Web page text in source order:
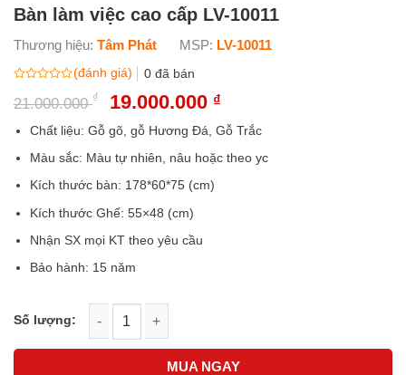
Bàn làm việc cao cấp LV-10011
Thương hiệu: Tâm Phát MSP: LV-10011
xếp
(đánh giá) 0đã bán
21.000.000₫
Giá
gốc
là:
19.000.000 ₫Giá
tại
19.000.000 ₫.
Chất liệu: Gỗ gõ, gỗ Hương Đá, Gỗ Trắc
Màu sắc: Màu tự nhiên, nâu hoặc theo yc
Kích thước bàn: 178*60*75 (cm)
Kích thước Ghế: 55×48 (cm)
Nhận SX mọi KT theo yêu cầu
Bảo hành: 15 năm
Bàn làm việc cao cấp LV-10011 số lượng
MUA NGAY